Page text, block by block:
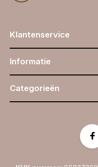
Klantenservice
Informatie
Categorieën